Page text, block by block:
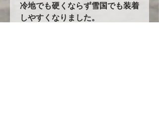
冷地でも硬くならず雪国でも装着
しやすくなりました。